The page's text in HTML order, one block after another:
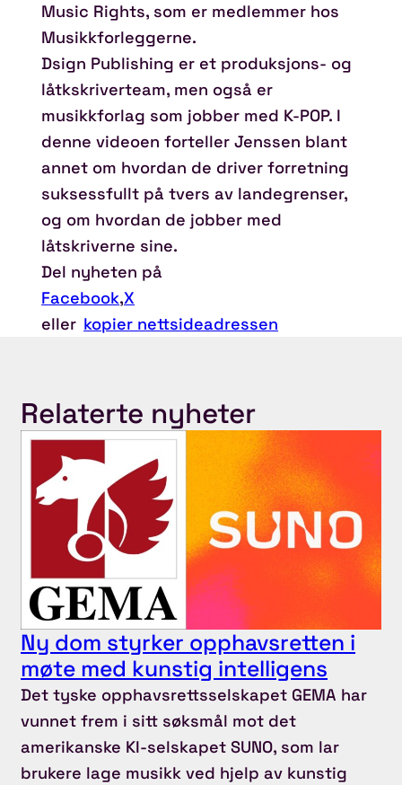
Music Rights, som er medlemmer hos
Musikkforleggerne.
Dsign Publishing er et produksjons- og
låtkskriverteam, men også er
musikkforlag som jobber med K-POP. I
denne videoen forteller Jenssen blant
annet om hvordan de driver forretning
suksessfullt på tvers av landegrenser,
og om hvordan de jobber med
låtskriverne sine.
Del nyheten på
Facebook,X
eller kopier nettsideadressen
Relaterte nyheter
Ny dom styrker opphavsretten i
møte med kunstig intelligens
Det tyske opphavsrettsselskapet GEMA har
vunnet frem i sitt søksmål mot det
amerikanske KI-selskapet SUNO, som lar
brukere lage musikk ved hjelp av kunstig